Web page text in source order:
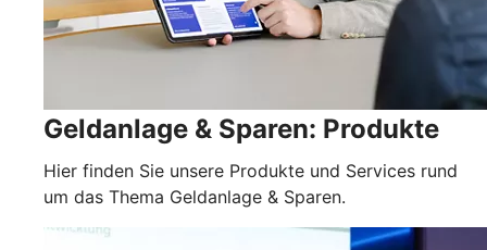
Geldanlage & Sparen: Produkte
Hier finden Sie unsere Produkte und Services rund
um das Thema Geldanlage & Sparen.